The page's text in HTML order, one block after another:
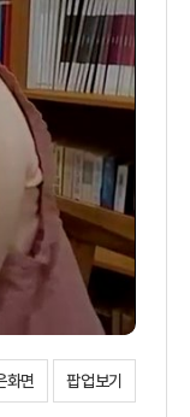
화면 팝업보기